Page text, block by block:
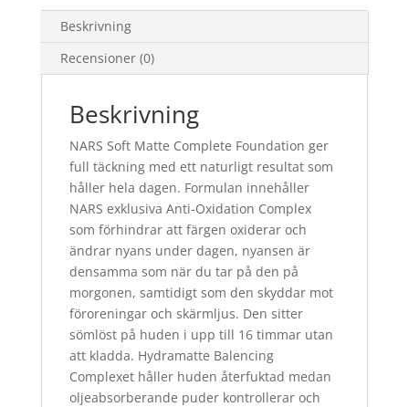
Beskrivning
Recensioner (0)
Beskrivning
NARS Soft Matte Complete Foundation ger
full täckning med ett naturligt resultat som
håller hela dagen. Formulan innehåller
NARS exklusiva Anti-Oxidation Complex
som förhindrar att färgen oxiderar och
ändrar nyans under dagen, nyansen är
densamma som när du tar på den på
morgonen, samtidigt som den skyddar mot
föroreningar och skärmljus. Den sitter
sömlöst på huden i upp till 16 timmar utan
att kladda. Hydramatte Balencing
Complexet håller huden återfuktad medan
oljeabsorberande puder kontrollerar och